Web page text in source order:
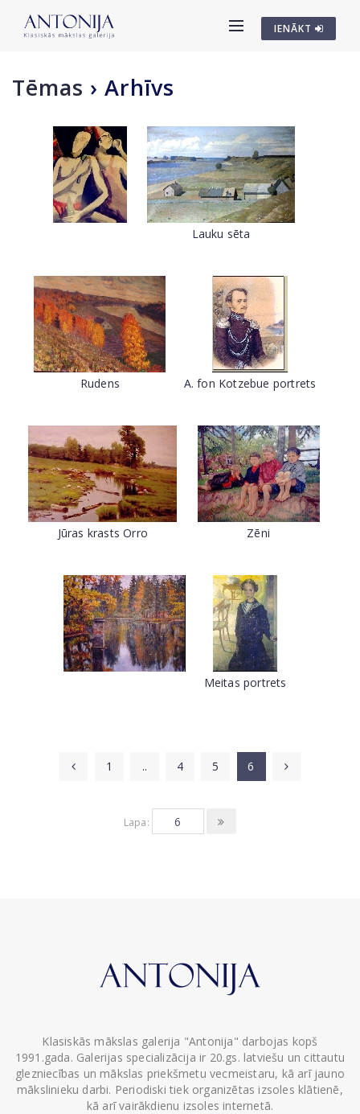
IENĀKT
Tēmas › Arhīvs
Lauku sēta
Rudens A. fon Kotzebue portrets
Jūras krasts Orro Zēni
Meitas portrets
1 .. 4 5 6
Lapa:
Klasiskās mākslas galerija "Antonija" darbojas kopš
1991.gada. Galerijas specializācija ir 20.gs. latviešu un cittautu
glezniecības un mākslas priekšmetu vecmeistaru, kā arī jauno
mākslinieku darbi. Periodiski tiek organizētas izsoles klātienē,
kā arī vairākdienu izsoles internetā.